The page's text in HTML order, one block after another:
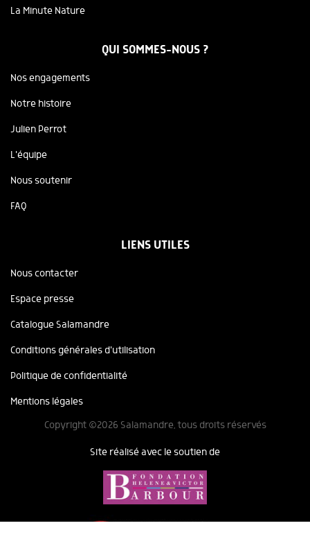
La Minute Nature
QUI SOMMES-NOUS ?
Nos engagements
Notre histoire
Julien Perrot
L'équipe
Nous soutenir
FAQ
LIENS UTILES
Nous contacter
Espace presse
Catalogue Salamandre
Conditions générales d'utilisation
Politique de confidentialité
Mentions légales
Copyright ©2026 Salamandre, tous droits réservés
Site réalisé avec le soutien de